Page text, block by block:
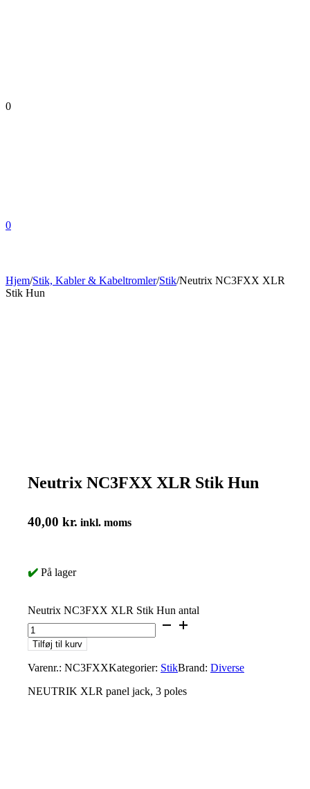
0
0
Hjem/Stik, Kabler & Kabeltromler/Stik/Neutrix NC3FXX XLR
Stik Hun
Neutrix NC3FXX XLR Stik Hun
40,00 kr. inkl. moms
✔️ På lager
Neutrix NC3FXX XLR Stik Hun antal
Tilføj til kurv
Varenr.: NC3FXXKategorier: StikBrand: Diverse
NEUTRIK XLR panel jack, 3 poles